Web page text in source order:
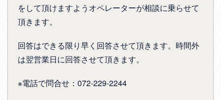
をして頂けますようオペレーターが相談に乗らせて
頂きます。
回答はできる限り早く回答させて頂きます。時間外
は翌営業日に回答させて頂きます。
※電話で問合せ：072-229-2244